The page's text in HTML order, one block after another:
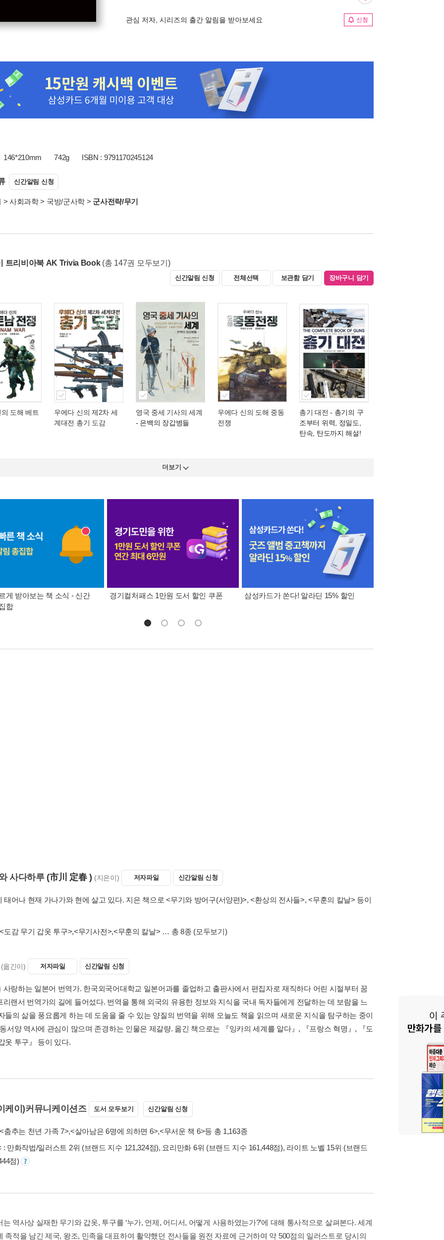
관심 저자, 시리즈의 출간 알림을 받아보세요 신청
146*210mm 742g ISBN : 9791170245124
신간알림 신청
> 사회과학> 국방/군사학 > 군사전략/무기
트리비아북 AK Trivia Book (총 147권 모두보기)
신간알림 신청 전체선택 보관함 담기 장바구니 담기
도해 베트
우에다 신의 제2차 세
계대전 총기 도감
영국 중세 기사의 세계
- 은백의 장갑병들
우에다 신의 도해 중동
전쟁
총기 대전 - 총기의 구
조부터 위력, 정밀도,
탄속, 탄도까지 해설!
더보기
게 받아보는 책 소식 - 신간
합
경기컬처패스 1만원 도서 할인 쿠폰 삼성카드가 쏜다! 알라딘 15% 할인
사다하루(市川 定春 ) (지은이) 저자파일 신간알림 신청
태어나 현재 가나가와 현에 살고 있다. 지은 책으로 <무기와 방어구(서양편)>, <환상의 전사들>, <무훈의 칼날> 등이
<도감 무기 갑옷 투구>,<무기사전>,<무훈의 칼날> … 총 8종 (모두보기)
(옮긴이) 저자파일 신간알림 신청
사랑하는 일본어 번역가. 한국외국어대학교 일본어과를 졸업하고 출판사에서 편집자로 재직하다 어린 시절부터 꿈
리랜서 번역가의 길에 들어섰다. 번역을 통해 외국의 유용한 정보와 지식을 국내 독자들에게 전달하는 데 보람을 느
들의 삶을 풍요롭게 하는 데 도움을 줄 수 있는 양질의 번역을 위해 오늘도 책을 읽으며 새로운 지식을 탐구하는 중이
서양 역사에 관심이 많으며 존경하는 인물은 제갈량. 옮긴 책으로는 『잉카의 세계를 알다』, 『프랑스 혁명』, 『도
옷 투구』 등이 있다.
케이)커뮤니케이션즈 도서 모두보기 신간알림 신청
<춤추는 천년 가족 7>,<살아남은 6명에 의하면 6>,<무서운 책 6>등 총 1,163종
: 만화작법/일러스트 2위 (브랜드 지수 121,324점), 요리만화 6위 (브랜드 지수 161,448점), 라이트 노벨 15위 (브랜드
점)
는 역사상 실재한 무기와 갑옷, 투구를 ‘누가, 언제, 어디서, 어떻게 사용하였는가?’에 대해 통사적으로 살펴본다. 세계
족적을 남긴 제국, 왕조, 민족을 대표하여 활약했던 전사들을 원전 자료에 근거하여 약 500점의 일러스트로 당시의